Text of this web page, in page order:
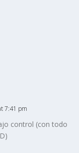
7:41 pm
control (con todo